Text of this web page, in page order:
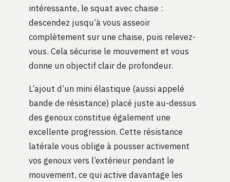
intéressante, le squat avec chaise :
descendez jusqu’à vous asseoir
complètement sur une chaise, puis relevez-
vous. Cela sécurise le mouvement et vous
donne un objectif clair de profondeur.
L’ajout d’un mini élastique (aussi appelé
bande de résistance) placé juste au-dessus
des genoux constitue également une
excellente progression. Cette résistance
latérale vous oblige à pousser activement
vos genoux vers l’extérieur pendant le
mouvement, ce qui active davantage les